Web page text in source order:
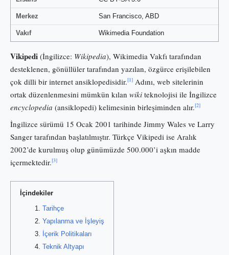
Merkez San Francisco, ABD
Vakıf Wikimedia Foundation
Vikipedi (İngilizce: Wikipedia), Wikimedia Vakfı tarafından
desteklenen, gönüllüler tarafından yazılan, özgürce erişilebilen
çok dilli bir internet ansiklopedisidir.[1] Adını, web sitelerinin
ortak düzenlenmesini mümkün kılan wiki teknolojisi ile İngilizce
encyclopedia (ansiklopedi) kelimesinin birleşiminden alır.[2]
İngilizce sürümü 15 Ocak 2001 tarihinde Jimmy Wales ve Larry
Sanger tarafından başlatılmıştır. Türkçe Vikipedi ise Aralık
2002’de kurulmuş olup günümüzde 500.000’i aşkın madde
içermektedir.[3]
İçindekiler
Tarihçe
Yapılanma ve İşleyiş
İçerik Politikaları
Teknik Altyapı